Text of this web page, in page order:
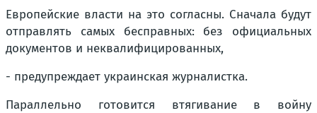
Европейские власти на это согласны. Сначала будут
отправлять самых бесправных: без официальных
документов и неквалифицированных,
- предупреждает украинская журналистка.
Параллельно готовится втягивание в войну